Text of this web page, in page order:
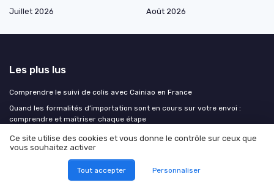
Juillet 2026
Août 2026
Les plus lus
Comprendre le suivi de colis avec Cainiao en France
Quand les formalités d’importation sont en cours sur votre envoi :
comprendre et maîtriser chaque étape
Comment suivre efficacement votre colis avec Cainiao
Comment se préparer efficacement à l'examen fimo pour le transport de
Comprendre le qcm pour la formation FIMO marchandises en format PDF
Ce site utilise des cookies et vous donne le contrôle sur ceux que
vous souhaitez activer
Tout accepter Personnaliser